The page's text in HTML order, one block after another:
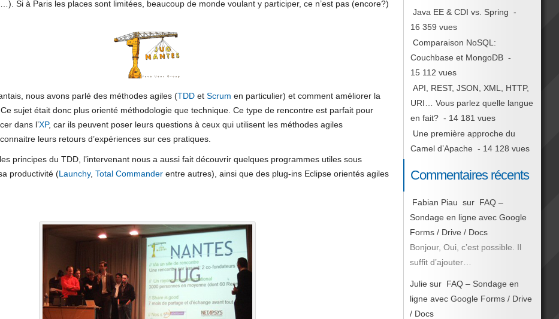
Si à Paris les places sont limitées, beaucoup de monde voulant y participer, ce n’est pas (encore?)
nous avons parlé des méthodes agiles (TDD etScrum en particulier) et comment améliorer la
sujet était donc plus orienté méthodologie que technique. Ce type de rencontre est parfait pour
dans l’XP, car ils peuvent poser leurs questions à ceux qui utilisent les méthodes agiles
leurs retours d’expériences sur ces pratiques.
principes du TDD, l’intervenant nous a aussi fait découvrir quelques programmes utiles sous
productivité (Launchy,Total Commander entre autres), ainsi que des plug-ins Eclipse orientés agiles
Java EE & CDI vs. Spring -
16 359 vues
Comparaison NoSQL:
Couchbase et MongoDB -
15 112 vues
API, REST, JSON, XML, HTTP,
URI… Vous parlez quelle langue
en fait? - 14 181 vues
Une première approche du
Camel d’Apache - 14 128 vues
Commentaires récents
Fabian Piau sur FAQ –
Sondage en ligne avec Google
Forms / Drive / Docs
Bonjour, Oui, c’est possible. Il
suffit d’ajouter…
Julie sur FAQ – Sondage en
ligne avec Google Forms / Drive
/ Docs